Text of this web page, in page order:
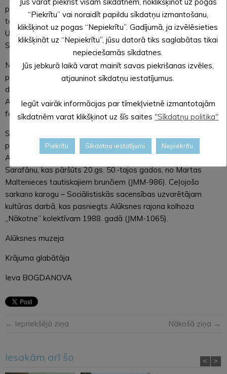
priekšmets – 1930.-tajos gados austs dvielis ar izšūtiem
tautiskiem ornamentiem, kuru izšuvusi Hermīne Anne
Upeniece kā veltījumu Aizsargu organizācijas biedram Ērikam
Skujam (ANM BA-956).
No Zeltiņu vēstures krātuves izstādē varēs aplūkot divus
priekšmetus – portfeli ar iegravētu apsveikumu dzimšanas
dienā, 1976.g. (ZeKr-00454) un 1920.-30.-to gadu Latvijas
Aizsargu organizācijas sieviešu nodaļas Aizsardžu
formastērpu (ZeKr-00152).
Savukārt Jaunlaicenes muižas muzejs nodevis trīs
priekšmetus – galošu pāri, kuras izgatavojis un valkājis
Alfrēds Siliņš, kas šūtas no riepu gumijas (JMM-177/1-2).
Sarafānu, kas pāršūts 20.gs. 50.-tajos gados, no Martas
Maltenieces tautiskajiem brunčiem (JMM-986). Ceļojošo
sarkano karogu – Sociālistiskās sacensības uzvarētājam
kultūras darbā, kas pasniegts Alūksnes rajona kolhoza
„Nākotne” kolektīvam 1988. gadā (JMM-1065).
Alūksnes muzeja
Krājuma glabātāja
Ieva BOGDANOVA
← Iepriekšējā ziņa Nākošā ziņa →
Iesakām arī šo < >
“Piekrītu” vai noraidīt papildu sīkdatņu izmantošanu,
klikšķinot uz pogas “Nepiekrītu”. Gadījumā, ja izvēlēsieties
klikšķināt uz “Nepiekrītu”, jūsu datorā tiks saglabātas tikai
nepieciešamās sīkdatnes.
Jūs jebkurā laikā varat mainīt savas piekrišanas izvēles,
atjauninot sīkdatņu iestatījumus.
Iegūt vairāk informācijas par tīmekļvietnē izmantotajām
sīkdatnēm varat klikšķinot uz šīs saites "Sīkdatņu politika"
Piekrītu Sīkdatņu iestatījumi Nepiekrītu